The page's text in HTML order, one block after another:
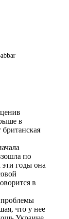
в
по
годы она
в
проблемы
что у нее